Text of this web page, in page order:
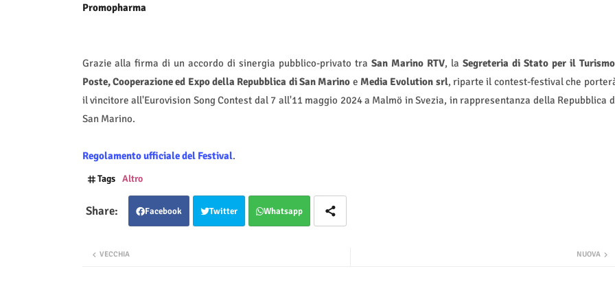
Promopharma
Grazie alla firma di un accordo di sinergia pubblico-privato tra San Marino RTV, la Segreteria di Stato per il
Poste, Cooperazione ed Expo della Repubblica di San Marino e Media Evolution srl, riparte il contest-festival che
il vincitore all'Eurovision Song Contest dal 7 all'11 maggio 2024 a Malmö in Svezia, in rappresentanza della Repubblica
San Marino.
Regolamento ufficiale del Festival.
Tags Altro
Facebook Twitter Whatsapp
NUOVA
VECCHIA